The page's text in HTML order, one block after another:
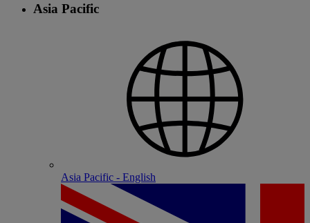
Asia Pacific
Asia Pacific - English